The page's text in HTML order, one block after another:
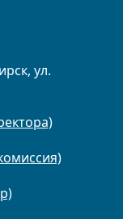
ул.